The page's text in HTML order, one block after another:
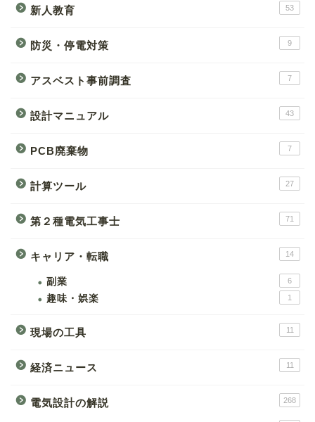
新人教育 53
防災・停電対策 9
アスベスト事前調査 7
設計マニュアル 43
PCB廃棄物 7
計算ツール 27
第２種電気工事士 71
キャリア・転職 14
副業 6
趣味・娯楽 1
現場の工具 11
経済ニュース 11
電気設計の解説 268